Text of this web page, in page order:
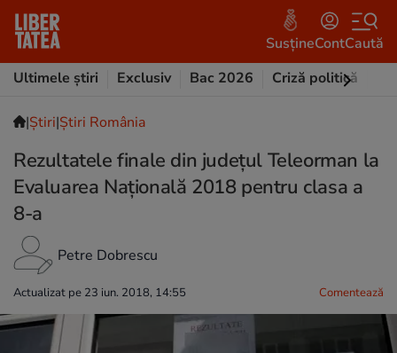
SusțineContCaută
Ultimele știri
Exclusiv Bac 2026 Criză politică
|Ştiri|Știri România
Rezultatele finale din județul Teleorman la
Evaluarea Națională 2018 pentru clasa a
8-a
Petre Dobrescu
Actualizat pe 23 iun. 2018, 14:55 Comentează